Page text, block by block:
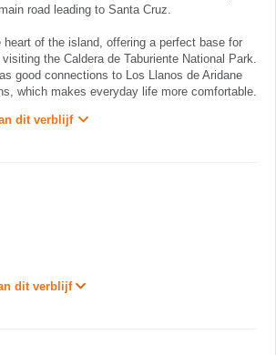
road leading to Santa Cruz.
of the island, offering a perfect base for
the Caldera de Taburiente National Park.
good connections to Los Llanos de Aridane
which makes everyday life more comfortable.
dit verblijf
dit verblijf